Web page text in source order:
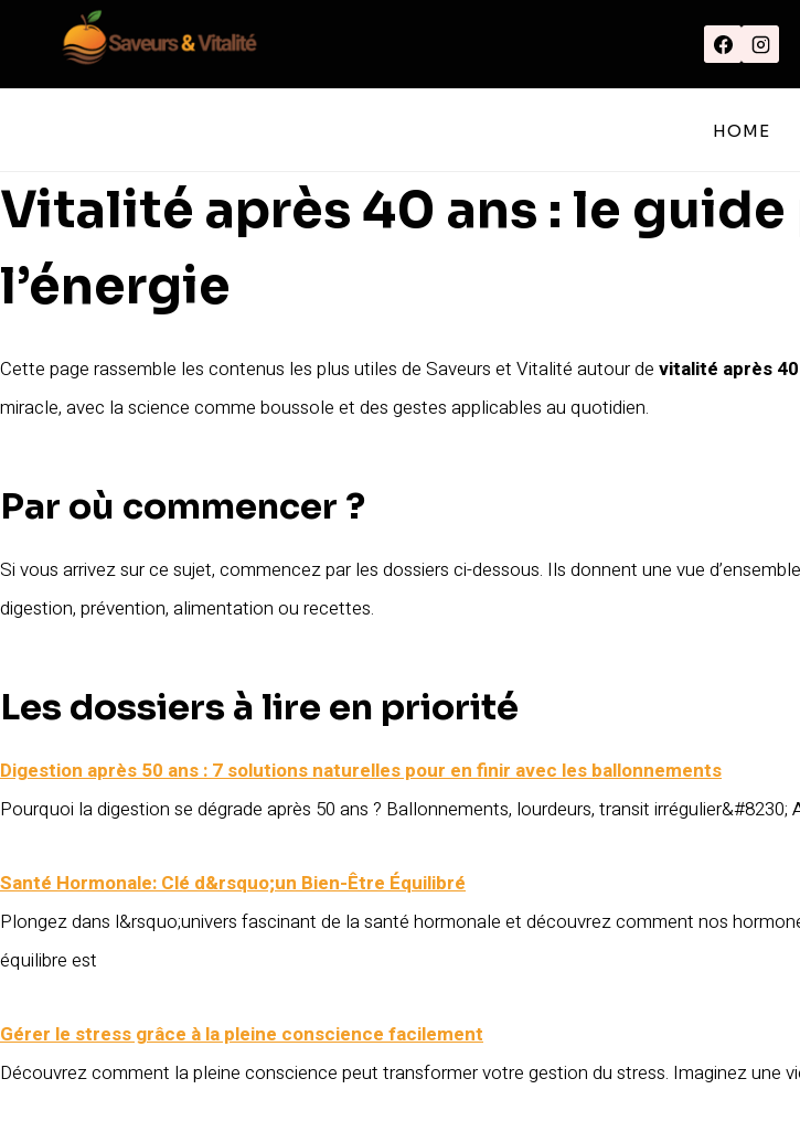
contenu
HOME
Vitalité après 40 ans : le
l’énergie
Cette page rassemble les contenus les plus utiles de Saveurs et Vitalité autour de vitalité après
miracle, avec la science comme boussole et des gestes applicables au quotidien.
Par où commencer ?
Si vous arrivez sur ce sujet, commencez par les dossiers ci-dessous. Ils donnent une vue
digestion, prévention, alimentation ou recettes.
Les dossiers à lire en priorité
Digestion après 50 ans : 7 solutions naturelles pour en finir avec les ballonnements
Pourquoi la digestion se dégrade après 50 ans ? Ballonnements, lourdeurs, transit irrégulier&#8230;
Santé Hormonale: Clé d&rsquo;un Bien-Être Équilibré
Plongez dans l&rsquo;univers fascinant de la santé hormonale et découvrez comment nos
équilibre est
Gérer le stress grâce à la pleine conscience facilement
Découvrez comment la pleine conscience peut transformer votre gestion du stress. Imaginez